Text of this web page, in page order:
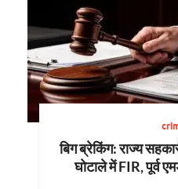
बिग ब्रेकिंग: राज्य
घोटाले में FIR, पूर्व